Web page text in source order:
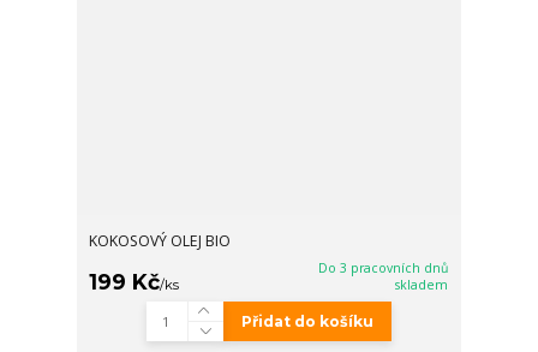
KOKOSOVÝ OLEJ BIO
199 Kč/ks
Do 3 pracovních dnů
skladem
Přidat do košíku